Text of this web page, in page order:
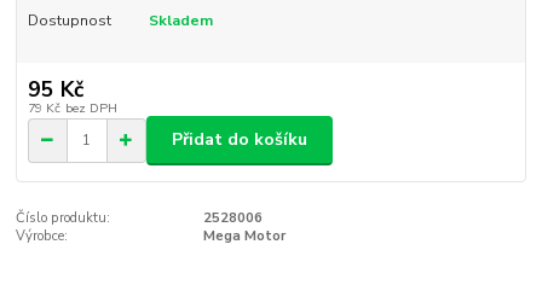
Dostupnost Skladem
95 Kč
79 Kč bez DPH
Přidat do košíku
Číslo produktu:
2528006
Výrobce:
Mega Motor